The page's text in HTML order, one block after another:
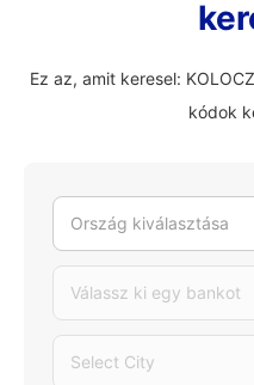
Ez az, amit keresel:
kódok
Ország kiválasztása
Válassz ki egy bankot
Select City